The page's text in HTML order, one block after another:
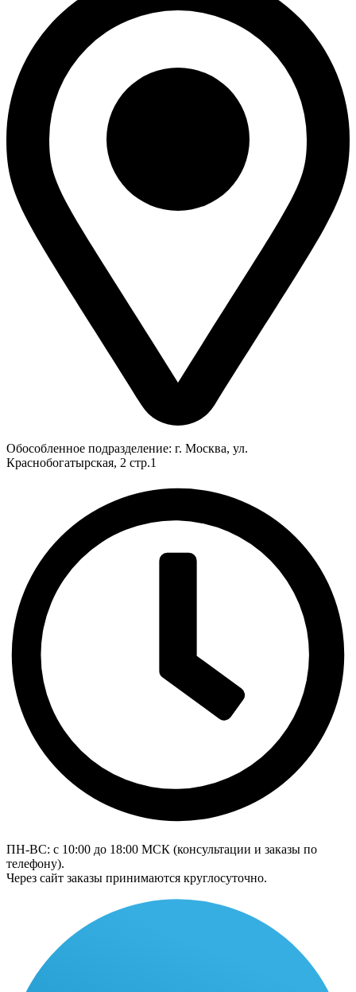
Обособленное подразделение: г. Москва, ул.
Краснобогатырская, 2 стр.1
ПН-ВС: с 10:00 до 18:00 МСК (консультации и заказы по
телефону).
Через сайт заказы принимаются круглосуточно.